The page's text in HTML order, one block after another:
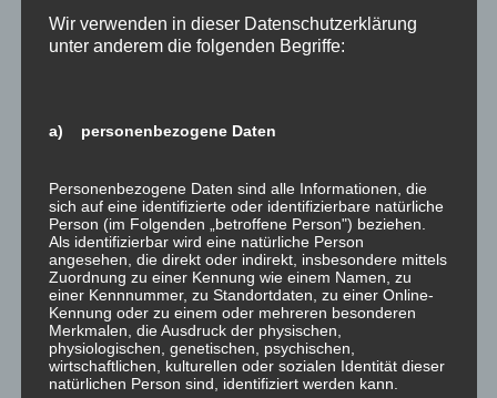
dem Luftfahrtunternehmen ursprünglich geplanten
Ankunftszeit erreicht. Entscheidend ist also immer,
Die Höhe der Ausgleichszahlung ist abhängig von
Methode der Großkreisentfernung zu berechnen. Bei
einer Flugstrecke bis 1.500 km besteht ein
Entschädigungsanspruch in der Höhe von EUR
250,00, bei einer Flugstrecke bis zu 3.500 km haben
Sie Anspruch auf Bezahlung einer
Ausgleichszahlung in der Höhe von EUR 400,00 und
bei einer Flugdistanz von mehr als 3.500,00 km
haben Sie einen Anspruch auf Bezahlung einer
Ausgleichszahlung in der Höhe von EUR 600,00.
Wir verwenden in dieser Datenschutzerklärung
unter anderem die folgenden Begriffe:
a) personenbezogene Daten
Personenbezogene Daten sind alle Informationen, die
sich auf eine identifizierte oder identifizierbare natürliche
Person (im Folgenden „betroffene Person") beziehen.
Als identifizierbar wird eine natürliche Person
angesehen, die direkt oder indirekt, insbesondere mittels
Zuordnung zu einer Kennung wie einem Namen, zu
einer Kennnummer, zu Standortdaten, zu einer Online-
Kennung oder zu einem oder mehreren besonderen
Merkmalen, die Ausdruck der physischen,
physiologischen, genetischen, psychischen,
wirtschaftlichen, kulturellen oder sozialen Identität dieser
natürlichen Person sind, identifiziert werden kann.